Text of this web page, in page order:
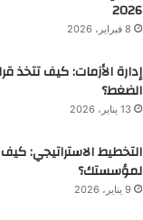
2026
8 فبراير، 2026
إدارة الأزمات: كيف تتخذ
الضغط؟
13 يناير، 2026
التخطيط الاستراتيجي:
لمؤسستك؟
9 يناير، 2026